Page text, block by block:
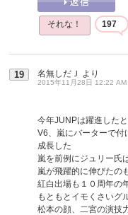
それな！ 197
19 名無しだＪ より
2015年11月28日 12:22 AM
今年JUNPは躍進した
V6、嵐にバーターで付
成長した
嵐を前例にジュリー氏
嵐が飛躍的に伸びたの
紅白出場も１０周年の
もともとイモくさいグ
松本の顔、二宮の演技